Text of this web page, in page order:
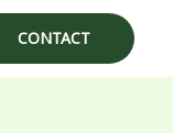
CONTACT